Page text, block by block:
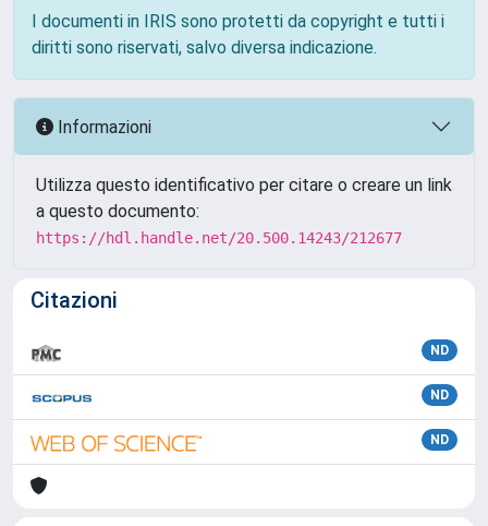
I documenti in IRIS sono protetti da copyright e tutti i
diritti sono riservati, salvo diversa indicazione.
Informazioni
Utilizza questo identificativo per citare o creare un link
a questo documento:
https://hdl.handle.net/20.500.14243/212677
Citazioni
ND
ND
ND